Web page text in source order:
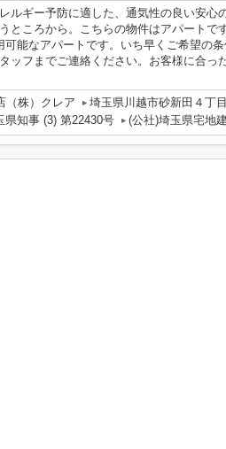
ルギー予防に適した、通気性の良い安心
ところから。こちらの物件はアパートで
可能なアパートです。いち早くご希望の
ッフまでご連絡ください。お客様に合っ
（株）クレア
埼玉県川越市砂新田４丁
県知事 (3) 第22430号 (公社)埼玉県宅地